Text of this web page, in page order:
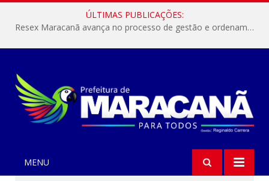
ÚLTIMAS PUBLICAÇÕES:
Resex Maracanã avança no processo de gestão e ordenamento do turismo em nossas áreas protegidas.
MENU